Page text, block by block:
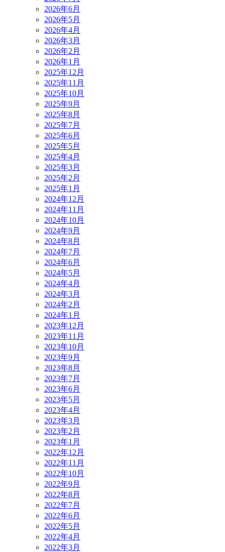
2026年6月
2026年5月
2026年4月
2026年3月
2026年2月
2026年1月
2025年12月
2025年11月
2025年10月
2025年9月
2025年8月
2025年7月
2025年6月
2025年5月
2025年4月
2025年3月
2025年2月
2025年1月
2024年12月
2024年11月
2024年10月
2024年9月
2024年8月
2024年7月
2024年6月
2024年5月
2024年4月
2024年3月
2024年2月
2024年1月
2023年12月
2023年11月
2023年10月
2023年9月
2023年8月
2023年7月
2023年6月
2023年5月
2023年4月
2023年3月
2023年2月
2023年1月
2022年12月
2022年11月
2022年10月
2022年9月
2022年8月
2022年7月
2022年6月
2022年5月
2022年4月
2022年3月